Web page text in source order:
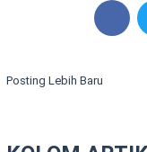
Posting Lebih Baru